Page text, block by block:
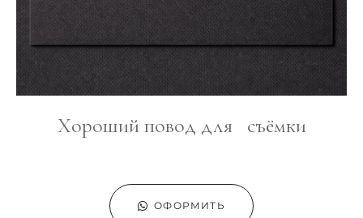
Хороший повод для съёмки
ОФОРМИТЬ